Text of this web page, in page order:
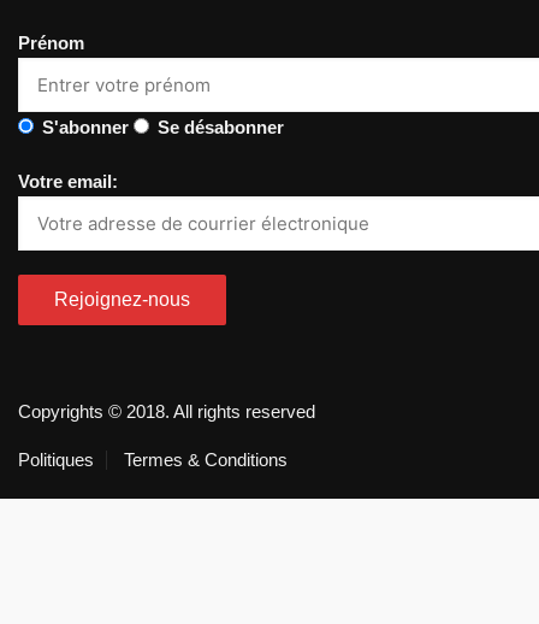
Prénom
S'abonner Se désabonner
Votre email:
Copyrights © 2018. All rights reserved
Politiques Termes & Conditions